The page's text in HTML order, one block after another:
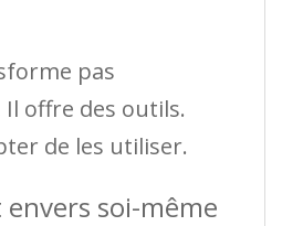
pas
offre des outils.
de les utiliser.
soi-même